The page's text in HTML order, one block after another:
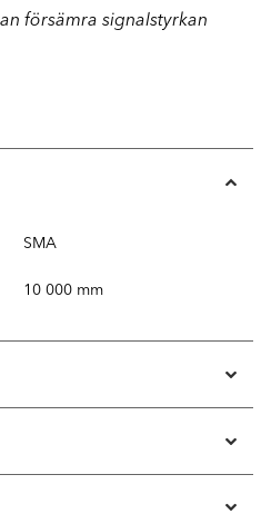
försämra signalstyrkan
SMA
10 000 mm